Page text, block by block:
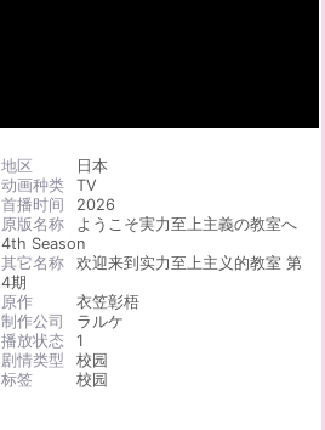
地区
日本
动画种类
TV
首播时间
2026
原版名称
ようこそ実力至上主義の教室へ
4th Season
其它名称
欢迎来到实力至上主义的教室 第
4期
原作
衣笠彰梧
制作公司
ラルケ
播放状态
1
剧情类型
校园
标签
校园